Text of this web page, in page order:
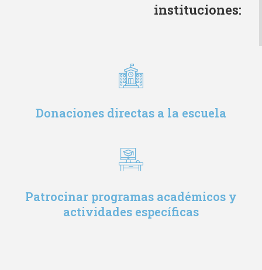
instituciones:
Donaciones directas a la escuela
Patrocinar programas académicos y
actividades específicas